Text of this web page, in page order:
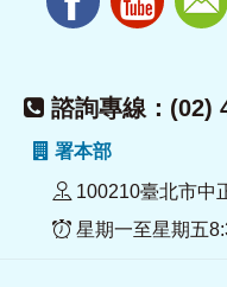
諮詢專線：(02)
署本部
100210臺北市中
星期一至星期五